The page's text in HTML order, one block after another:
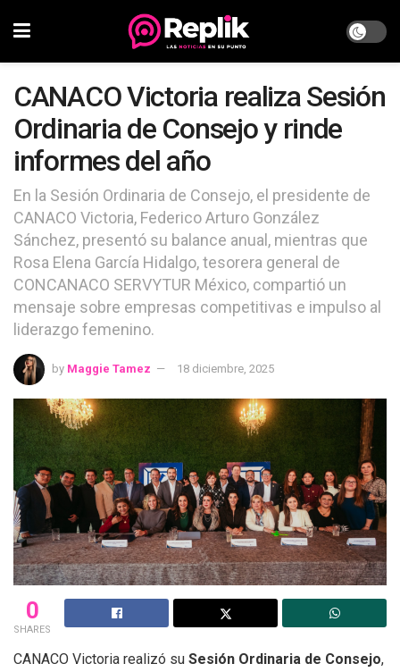
CANACO Victoria realiza Sesión
Ordinaria de Consejo y rinde
informes del año
En la Sesión Ordinaria de Consejo, el presidente de
CANACO Victoria, Federico Arturo González
Sánchez, presentó su balance anual, mientras que
Rosa Elena García Hidalgo, tesorera general de
CONCANACO SERVYTUR México, compartió un
mensaje sobre empresas competitivas e impulso al
liderazgo femenino.
by Maggie Tamez 18 diciembre, 2025
0
SHARES
CANACO Victoria realizó su Sesión Ordinaria de Consejo,